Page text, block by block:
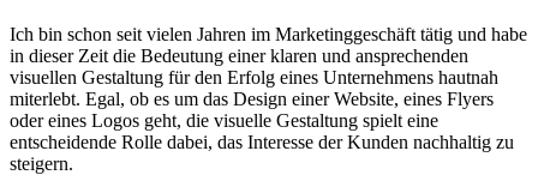
Ich bin schon seit vielen Jahren ⁤im Marketinggeschäft tätig und habe
in dieser Zeit die Bedeutung einer klaren⁢ und ansprechenden ​
visuellen‍ Gestaltung für den Erfolg eines Unternehmens hautnah
miterlebt. ⁢Egal, ob‍ es um⁣ das Design einer Website, eines Flyers​
oder eines Logos geht, die visuelle Gestaltung spielt ‍eine
entscheidende Rolle dabei, das​ Interesse der Kunden nachhaltig zu
steigern.